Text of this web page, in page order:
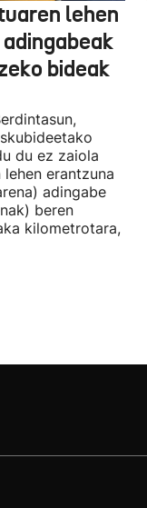
lehen
bideak
du ez zaiola
erantzuna
adingabe
beren
kilometrotara,